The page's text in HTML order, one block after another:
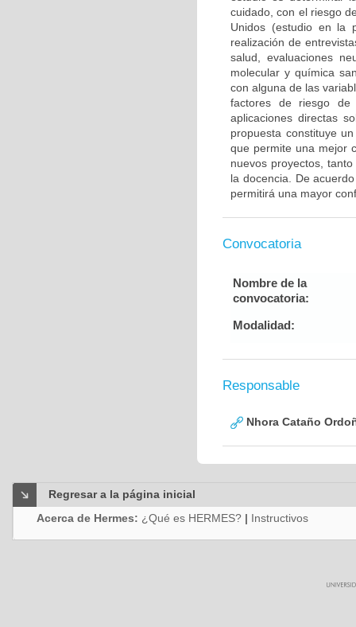
cuidado, con el riesgo
Unidos (estudio en la
realización de
salud, evaluaciones
molecular y química
con alguna de las
factores de riesgo de
aplicaciones directas
propuesta constituye
que permite una mejor
nuevos proyectos,
la docencia. De
permitirá una mayor
Convocatoria
Nombre de la
convocatoria:
Modalidad:
Responsable
Nhora Cataño
Regresar a la página inicial
Acerca de Hermes: ¿Qué es HERMES? | Instructivos